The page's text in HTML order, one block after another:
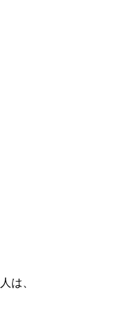
は、